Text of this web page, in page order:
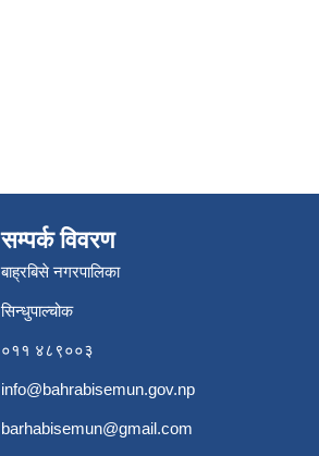
सम्पर्क विवरण
बाह्रबिसे नगरपालिका
सिन्धुपाल्चोक
०११ ४८९००३
info@bahrabisemun.gov.np
barhabisemun@gmail.com